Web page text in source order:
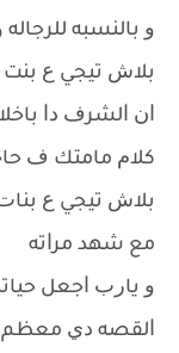
ﻭ ﺑﺎﻟﻨﺴﺒﻪ
ﺑﻼﺵ ﺗﻴﺠﻲ ﻉ ﺑﻨﺖ
ﺍﻥ ﺍﻟﺸﺮﻑ ﺩﺍ
ﻛﻼﻡ ﻣﺎﻣﺘﻚ ﻑ
ﺑﻼﺵ ﺗﻴﺠﻲ ﻉ
ﻣﻊ ﺷﻬﺪ ﻣﺮﺍﺗﻪ
ﻭ ﻳﺎﺭﺏ ﺍﺟﻌﻞ
ﺍﻟﻘﺼﻪ ﺩﻱ ﻣﻌﻈﻢ